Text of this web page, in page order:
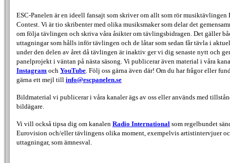
ESC-Panelen är en ideell fansajt som skriver om allt som rör musiktävlingen
Contest. Vi är tio skribenter med olika musiksmaker som delar det
om följa tävlingen och skriva våra åsikter om tävlingsbidragen. Det gäller
uttagningar som hålls inför tävlingen och de låtar som sedan får tävla i
under den delen av året då tävlingen är inaktiv ger vi dig senaste nytt och
panelprojekt i väntan på nästa säsong. Vi publicerar även material i våra
Instagram och YouTube. Följ oss gärna även där! Om du har frågor eller
gärna ett mejl till info@escpanelen.se
Bildmaterial vi publicerar i våra kanaler ägs av oss eller används med
bildägare.
Vi vill också tipsa dig om kanalen Radio International som regelbundet
Eurovision och/eller tävlingens olika moment, exempelvis artistintervjuer
uttagningar, som ämnesval.